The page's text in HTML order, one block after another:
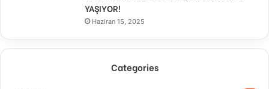
YAŞIYOR!
Haziran 15, 2025
Categories